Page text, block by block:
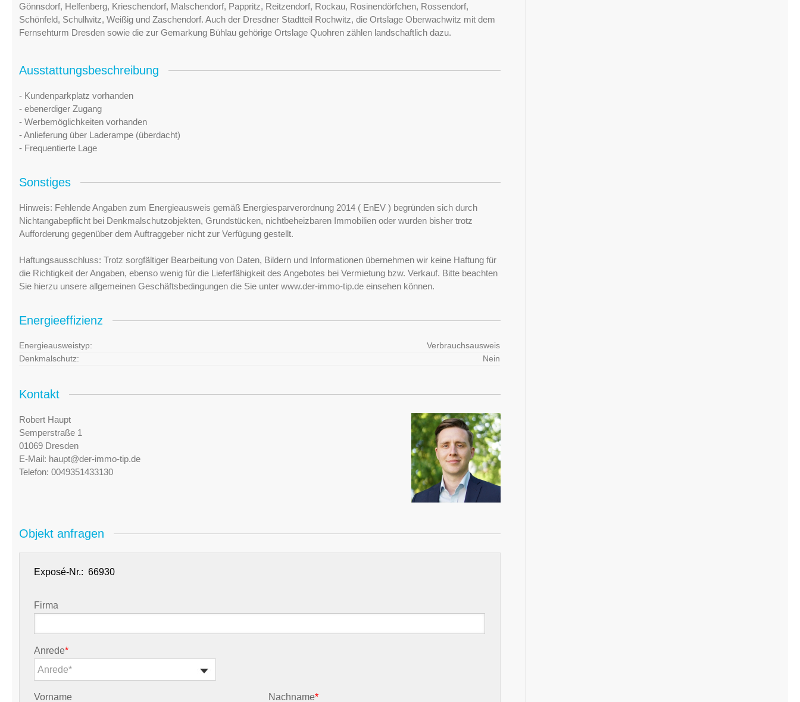
Gönnsdorf, Helfenberg, Krieschendorf, Malschendorf, Pappritz, Reitzendorf, Rockau, Rosinendörfchen, Rossendorf,
Schönfeld, Schullwitz, Weißig und Zaschendorf. Auch der Dresdner Stadtteil Rochwitz, die Ortslage Oberwachwitz mit dem
Fernsehturm Dresden sowie die zur Gemarkung Bühlau gehörige Ortslage Quohren zählen landschaftlich dazu.
Ausstattungsbeschreibung
- Kundenparkplatz vorhanden
- ebenerdiger Zugang
- Werbemöglichkeiten vorhanden
- Anlieferung über Laderampe (überdacht)
- Frequentierte Lage
Sonstiges
Hinweis: Fehlende Angaben zum Energieausweis gemäß Energiesparverordnung 2014 ( EnEV ) begründen sich durch
Nichtangabepflicht bei Denkmalschutzobjekten, Grundstücken, nichtbeheizbaren Immobilien oder wurden bisher trotz
Aufforderung gegenüber dem Auftraggeber nicht zur Verfügung gestellt.
Haftungsausschluss: Trotz sorgfältiger Bearbeitung von Daten, Bildern und Informationen übernehmen wir keine Haftung für
die Richtigkeit der Angaben, ebenso wenig für die Lieferfähigkeit des Angebotes bei Vermietung bzw. Verkauf. Bitte beachten
Sie hierzu unsere allgemeinen Geschäftsbedingungen die Sie unter www.der-immo-tip.de einsehen können.
Energieeffizienz
Energieausweistyp:
Verbrauchsausweis
Denkmalschutz:
Nein
Kontakt
Robert Haupt
Semperstraße 1
01069 Dresden
E-Mail: haupt@der-immo-tip.de
Telefon: 0049351433130
Objekt anfragen
Exposé-Nr.:
Firma
Anrede*
Anrede*
Vorname Nachname*